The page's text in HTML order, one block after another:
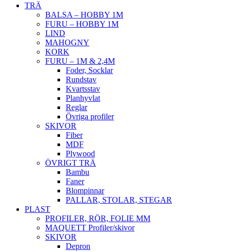
TRÄ
BALSA – HOBBY 1M
FURU – HOBBY 1M
LIND
MAHOGNY
KORK
FURU – 1M & 2,4M
Foder, Socklar
Rundstav
Kvartsstav
Planhyvlat
Reglar
Övriga profiler
SKIVOR
Fiber
MDF
Plywood
ÖVRIGT TRÄ
Bambu
Faner
Blompinnar
PALLAR, STOLAR, STEGAR
PLAST
PROFILER, RÖR, FOLIE MM
MAQUETT Profiler/skivor
SKIVOR
Depron